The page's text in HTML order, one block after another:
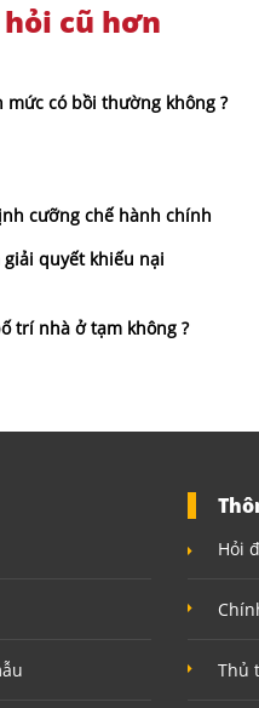
cũ hơn
có bồi thường không ?
cưỡng chế hành chính
quyết khiếu nại
trí nhà ở tạm không ?
Hỏi
Thủ